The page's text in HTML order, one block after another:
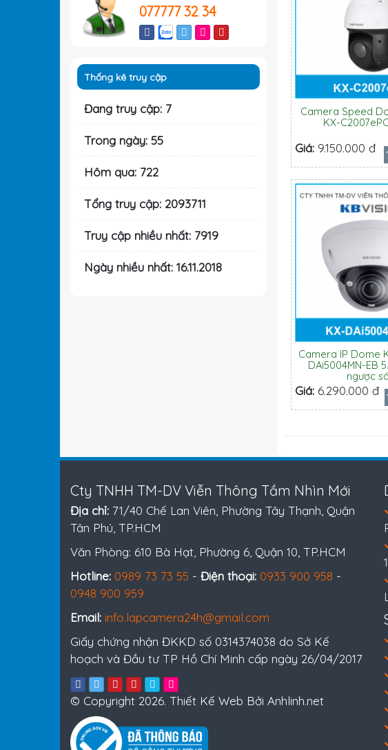
Camera Speed
KX-
Giá: 9.150.000 đ
Camera IP Dome
DAi5004MN-EB
ngược
Giá: 6.290.000 đ
077777 32 34
Thống kê truy cập
Đang truy cập: 7
Trong ngày: 55
Hôm qua: 722
Tổng truy cập: 2093711
Truy cập nhiều nhất: 7919
Ngày nhiều nhất: 16.11.2018
Cty TNHH TM-DV Viễn Thông Tầm Nhìn Mới
Địa chỉ: 71/40 Chế Lan Viên, Phường Tây Thạnh, Quận
Tân Phú, TP.HCM
Văn Phòng: 610 Bà Hạt, Phường 6, Quận 10, TP.HCM
Hotline: 0989 73 73 55 - Điện thoại: 0933 900 958 -
0948 900 959
Email: info.lapcamera24h@gmail.com
Giấy chứng nhận ĐKKD số 0314374038 do Sở Kế
hoạch và Đầu tư TP Hồ Chí Minh cấp ngày 26/04/2017
© Copyright 2026. Thiết Kế Web Bởi Anhlinh.net